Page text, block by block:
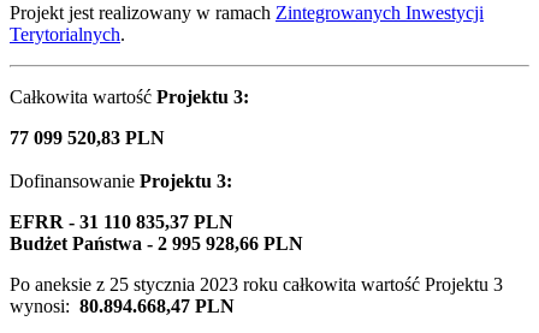
Projekt jest realizowany w ramach Zintegrowanych Inwestycji
Terytorialnych.
Całkowita wartość Projektu 3:
77 099 520,83 PLN
Dofinansowanie Projektu 3:
EFRR - 31 110 835,37 PLN
Budżet Państwa - 2 995 928,66 PLN
Po aneksie z 25 stycznia 2023 roku całkowita wartość Projektu 3
wynosi: 80.894.668,47 PLN